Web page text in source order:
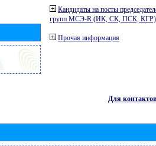
Кандидаты на посты
групп МСЭ-R (ИК, СК, ПСК, КГР)
Прочая информация
Для контактов